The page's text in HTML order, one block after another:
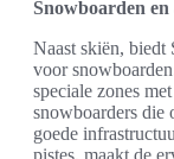
Snowboarden
Naast skiën, biedt
voor
speciale zones
snowboarders die
goede
pistes, maakt de